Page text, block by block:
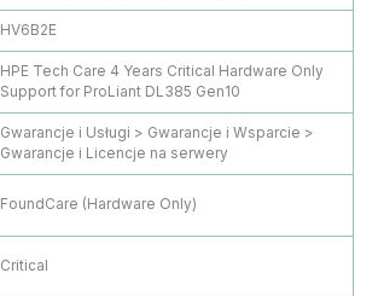
HV6B2E
HPE Tech Care 4 Years Critical Hardware Only
Support for ProLiant DL385 Gen10
Gwarancje i Usługi > Gwarancje i Wsparcie >
Gwarancje i Licencje na serwery
FoundCare (Hardware Only)
Critical